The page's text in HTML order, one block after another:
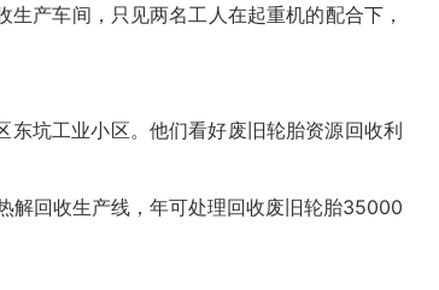
产车间，只见两名工人在起重机的配合下，
坑工业小区。他们看好废旧轮胎资源回收利
解回收生产线，年可处理回收废旧轮胎35000